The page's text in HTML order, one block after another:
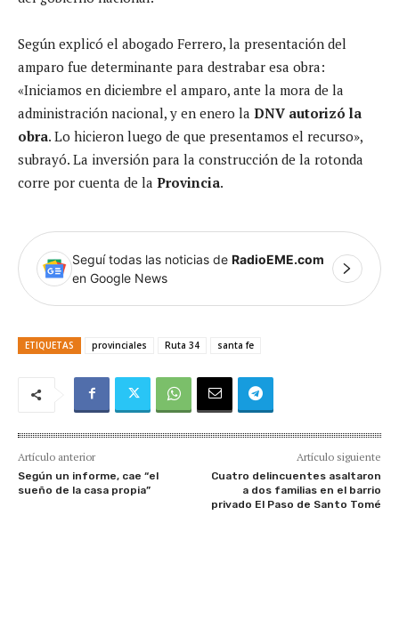
Según explicó el abogado Ferrero, la presentación del
amparo fue determinante para destrabar esa obra:
«Iniciamos en diciembre el amparo, ante la mora de la
administración nacional, y en enero la DNV autorizó la
obra. Lo hicieron luego de que presentamos el recurso»,
subrayó. La inversión para la construcción de la rotonda
corre por cuenta de la Provincia.
Seguí todas las noticias de RadioEME.com
en Google News
ETIQUETAS provinciales Ruta 34 santa fe
Artículo anterior
Según un informe, cae “el
sueño de la casa propia”
Artículo siguiente
Cuatro delincuentes asaltaron
a dos familias en el barrio
privado El Paso de Santo Tomé